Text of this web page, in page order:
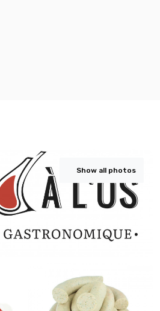
Show all photos